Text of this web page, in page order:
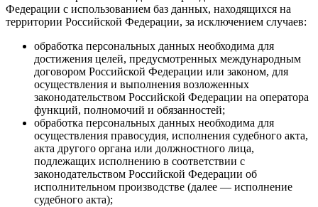
Федерации с использованием баз данных, находящихся на
территории Российской Федерации, за исключением случаев:
обработка персональных данных необходима для
достижения целей, предусмотренных международным
договором Российской Федерации или законом, для
осуществления и выполнения возложенных
законодательством Российской Федерации на оператора
функций, полномочий и обязанностей;
обработка персональных данных необходима для
осуществления правосудия, исполнения судебного акта,
акта другого органа или должностного лица,
подлежащих исполнению в соответствии с
законодательством Российской Федерации об
исполнительном производстве (далее — исполнение
судебного акта);